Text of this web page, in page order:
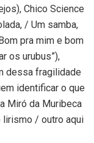
Chico Science
/ Um samba,
pra mim e bom
os urubus”),
dessa fragilidade
identificar o que
Miró da Muribeca
lirismo / outro aqui